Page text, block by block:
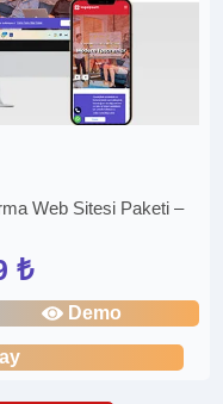
Web Sitesi Paketi –
₺
Demo